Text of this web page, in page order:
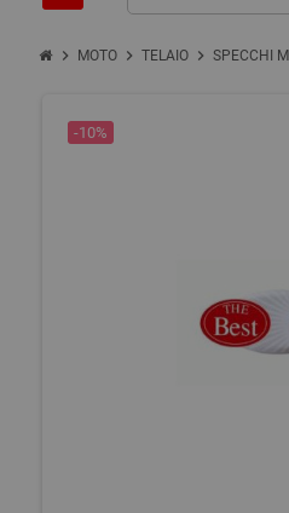
chevron_right MOTO chevron_right TELAIO chevron_right SPECCHI
-10%